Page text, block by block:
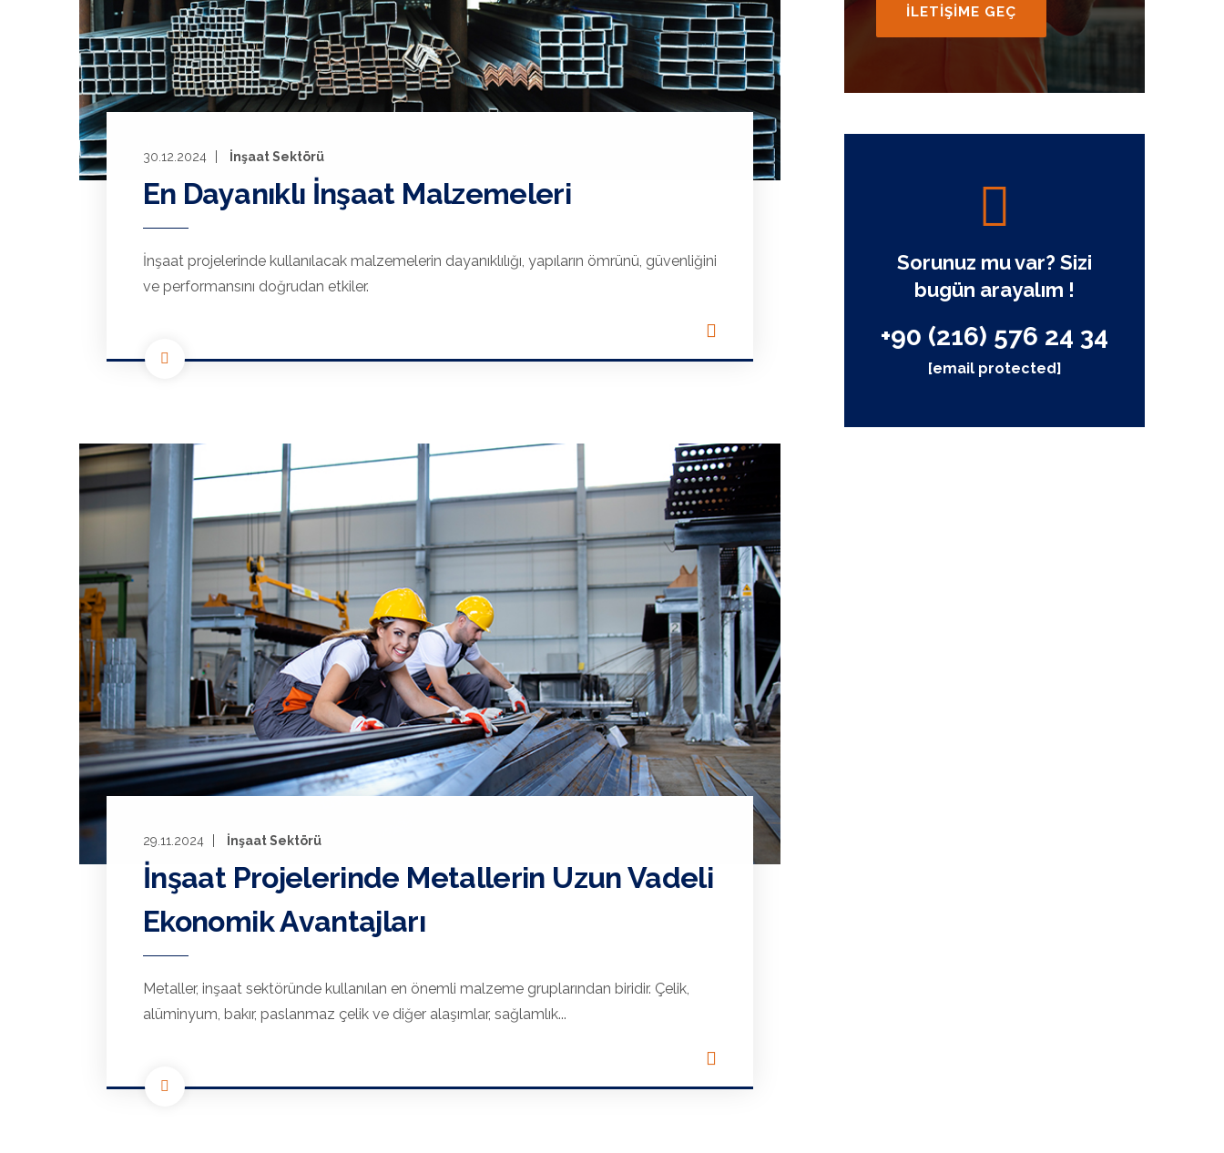
30.12.2024 İnşaat Sektörü
En Dayanıklı İnşaat Malzemeleri
İnşaat projelerinde kullanılacak malzemelerin dayanıklılığı, yapıların ömrünü, güvenliğini
ve performansını doğrudan etkiler.
29.11.2024 İnşaat Sektörü
İnşaat Projelerinde Metallerin Uzun Vadeli
Ekonomik Avantajları
Metaller, inşaat sektöründe kullanılan en önemli malzeme gruplarından biridir. Çelik,
alüminyum, bakır, paslanmaz çelik ve diğer alaşımlar, sağlamlık...
İLETİŞİME GEÇ
Sorunuz mu var? Sizi
bugün arayalım !
+90 (216) 576 24 34
[email protected]